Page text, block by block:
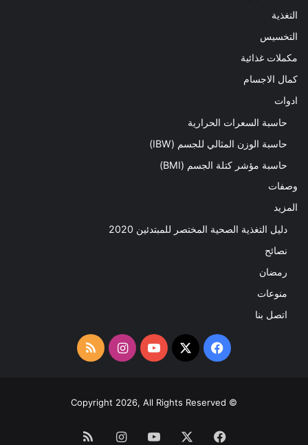
التغذية
التخسيس
مكملات غذائية
كمال الاجسام
ادوات
حاسبة السعرات الحرارية
حاسبة الوزن المثالي للجسم (IBW)
حاسبة مؤشر كتلة الجسم (BMI)
وصفات
المزيد
دليل التغذية الصحية المختصر للمبتدئين 2020​
نصائح
رمضان
منوعات
اتصل بنا
فيسبوك
‫X
‫YouTubeانستقرامملخص
RSS
© Copyright 2026, All Rights Reserved
فيسبوك ‫YouTubeانستقرام